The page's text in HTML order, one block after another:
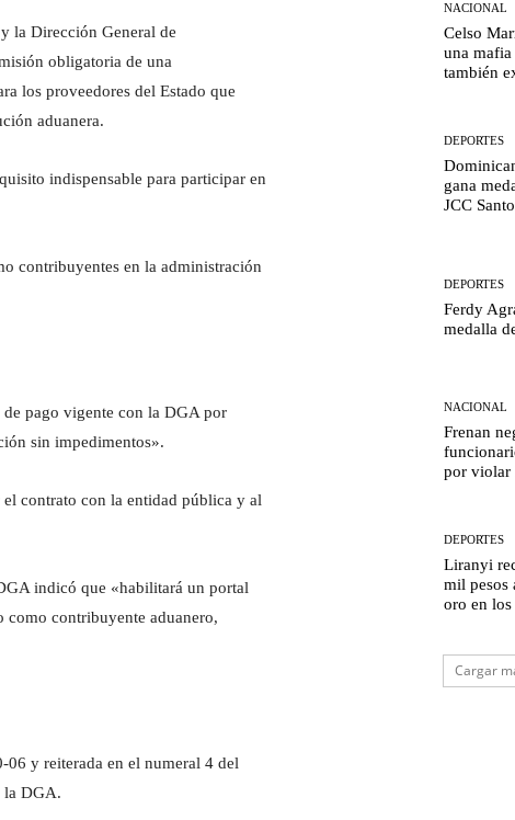
la Dirección General de
obligatoria de una
los proveedores del Estado que
aduanera.
indispensable para participar en
contribuyentes en la administración
pago vigente con la DGA por
sin impedimentos».
contrato con la entidad pública y al
indicó que «habilitará un portal
contribuyente aduanero,
y reiterada en el numeral 4 del
la DGA.
NACIONAL
Celso
una
también
DEPORTES
gana
JCC
DEPORTES
Ferdy
medalla
NACIONAL
Frenan
por violar
DEPORTES
Liranyi
mil pesos
oro en
Cargar